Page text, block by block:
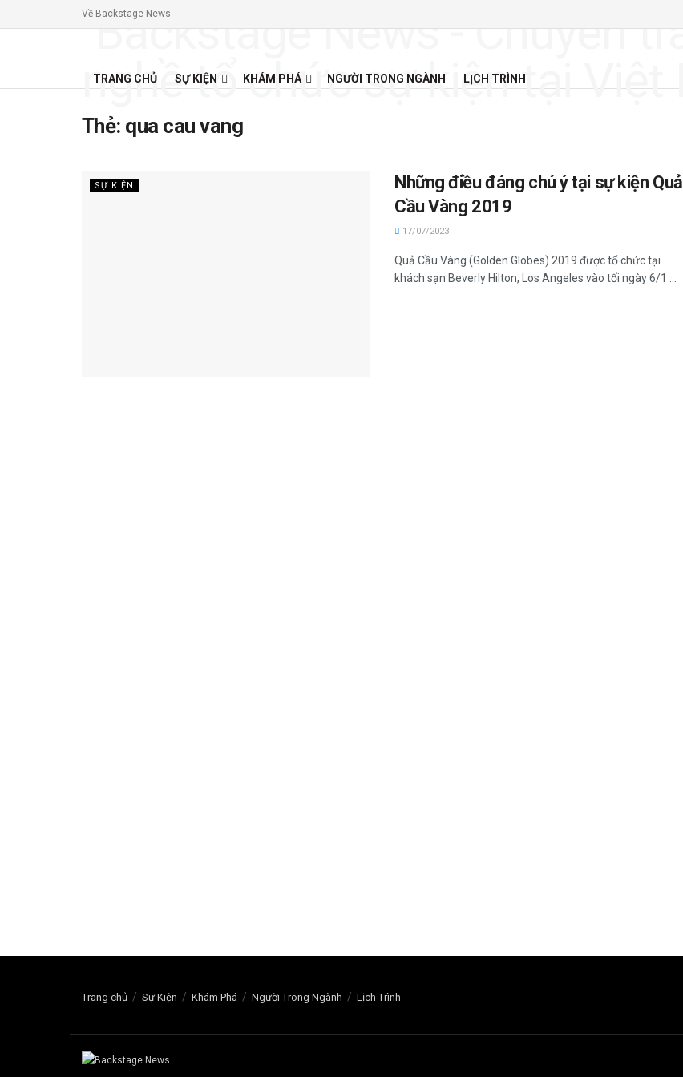
Về Backstage News
TRANG CHỦ SỰ KIỆN KHÁM PHÁ NGƯỜI TRONG NGÀNH LỊCH TRÌNH
Thẻ: qua cau vang
SỰ KIỆN
Những điều đáng chú ý tại sự kiện Quả
Cầu Vàng 2019
17/07/2023
Quả Cầu Vàng (Golden Globes) 2019 được tổ chức tại
khách sạn Beverly Hilton, Los Angeles vào tối ngày 6/1 ...
Trang chủ Sự Kiện Khám Phá Người Trong Ngành Lịch Trình